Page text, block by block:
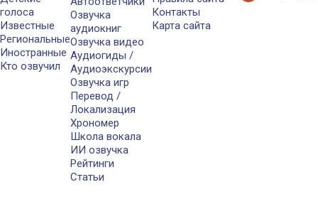
голоса
Известные
Региональные
Иностранные
Кто озвучил
Озвучка
аудиокниг
Озвучка видео
Аудиогиды /
Аудиоэкскурсии
Озвучка игр
Перевод /
Локализация
Хрономер
Школа вокала
ИИ озвучка
Рейтинги
Статьи
Контакты
Карта сайта